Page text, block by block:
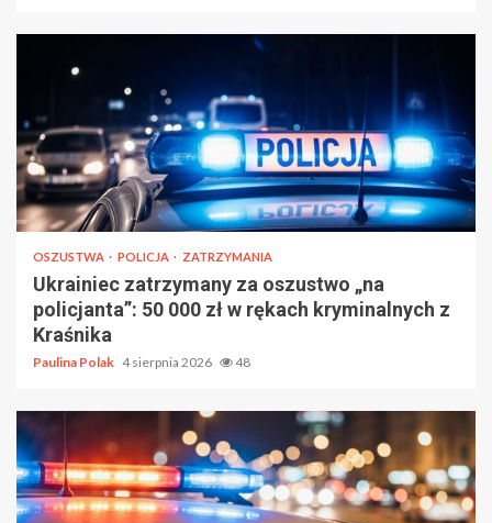
OSZUSTWA POLICJA ZATRZYMANIA
Ukrainiec zatrzymany za oszustwo „na
policjanta”: 50 000 zł w rękach kryminalnych z
Kraśnika
Paulina Polak 4 sierpnia 2026 48